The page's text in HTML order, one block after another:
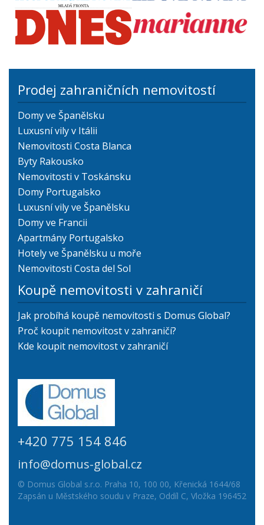
Prodej zahraničních nemovitostí
Domy ve Španělsku
Luxusní vily v Itálii
Nemovitosti Costa Blanca
Byty Rakousko
Nemovitosti v Toskánsku
Domy Portugalsko
Luxusní vily ve Španělsku
Domy ve Francii
Apartmány Portugalsko
Hotely ve Španělsku u moře
Nemovitosti Costa del Sol
Koupě nemovitosti v zahraničí
Jak probíhá koupě nemovitosti s Domus Global?
Proč koupit nemovitost v zahraničí?
Kde koupit nemovitost v zahraničí
+420 775 154 846
info@domus-global.cz
© Domus Global s.r.o. Praha 10, 100 00, Křenická 1644/68
Zapsán u Městského soudu v Praze, Oddíl C, Vložka 196452